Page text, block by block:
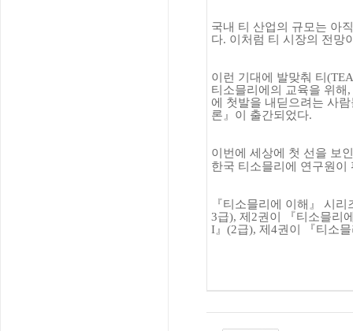
국내 티 산업의 규모는 아
다. 이처럼 티 시장의 전망
이런 기대에 발맞춰 티
티소믈리에의 교육을 위해 ,
에 첫발을 내딛으려는 사
론 』 이 출간되었다.
이번에 세상에 첫 선을 보
한국 티소믈리에 연구원
『티소믈리에 이해 』 시리
3급), 제 2권이 『티소믈리
I 』 (2급), 제 4권이 『티소